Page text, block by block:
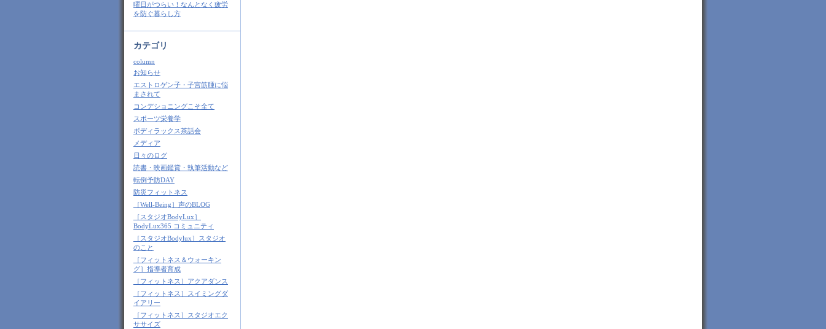
曜日がつらい！なんとなく疲労
を防ぐ暮らし方
カテゴリ
column
お知らせ
エストロゲン子・子宮筋腫に悩
まされて
コンデショニングこそ全て
スポーツ栄養学
ボディラックス茶話会
メディア
日々のログ
読書・映画鑑賞・執筆活動など
転倒予防DAY
防災フィットネス
［Well-Being］声のBLOG
［スタジオBodyLux］
BodyLux365 コミュニティ
［スタジオBodylux］スタジオ
のこと
［フィットネス＆ウォーキン
グ］指導者育成
［フィットネス］アクアダンス
［フィットネス］スイミングダ
イアリー
［フィットネス］スタジオエク
ササイズ